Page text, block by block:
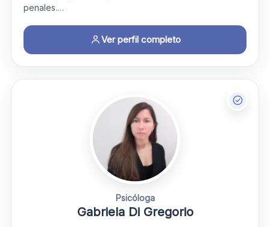
penales.…
Ver perfil completo
Psicóloga
Gabriela Di Gregorio